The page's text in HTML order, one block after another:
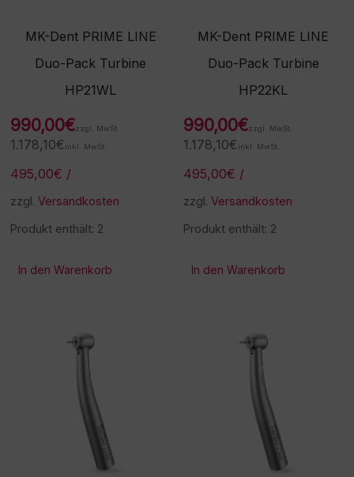
MK-Dent PRIME LINE
Duo-Pack Turbine
HP21WL
990,00€zzgl. MwSt.
1.178,10€ inkl. MwSt.
495,00€ /
zzgl.Versandkosten
Produkt enthält: 2
In den Warenkorb
MK-Dent PRIME LINE
Duo-Pack Turbine
HP22KL
990,00€zzgl. MwSt.
1.178,10€ inkl. MwSt.
495,00€ /
zzgl.Versandkosten
Produkt enthält: 2
In den Warenkorb